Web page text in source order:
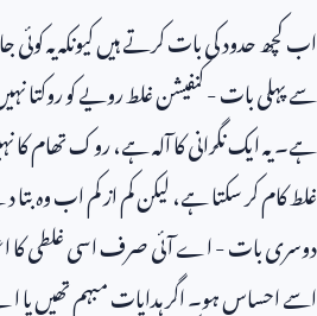
اب کچھ حدود کی بات کرتے ہیں کیونکہ یہ
سے پہلی بات - کنفیشن غلط رویے کو روکتا
ہے۔ یہ ایک نگرانی کا آلہ ہے، روک تھام
غلط کام کر سکتا ہے، لیکن کم از کم اب وہ
دوسری بات - اے آئی صرف اسی غلطی کا
اسے احساس ہو۔ اگر ہدایات مبہم تھیں یا اے